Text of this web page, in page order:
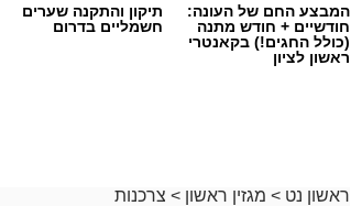
המבצע החם של העונה:
חודשיים + חודש מתנה
(כולל החגים!) בקאנטרי
ראשון לציון
תיקון והתקנה שערים
חשמליים בדרום
ראשון נט > מגזין ראשון > צרכנות